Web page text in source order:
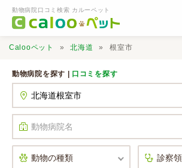
動物病院口コミ検索 カルーペット
口コミ検索
Calooペット 北海道 根室市
動物病院を探す | 口コミを探す